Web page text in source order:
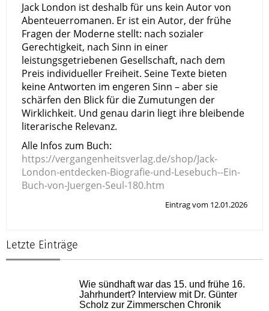
Jack London ist deshalb für uns kein Autor von
Abenteuerromanen. Er ist ein Autor, der frühe
Fragen der Moderne stellt: nach sozialer
Gerechtigkeit, nach Sinn in einer
leistungsgetriebenen Gesellschaft, nach dem
Preis individueller Freiheit. Seine Texte bieten
keine Antworten im engeren Sinn – aber sie
schärfen den Blick für die Zumutungen der
Wirklichkeit. Und genau darin liegt ihre bleibende
literarische Relevanz.
Alle Infos zum Buch:
https://vergangenheitsverlag.de/shop/Jack-
London-entdecken-Biografie-und-Lesebuch--Ein-
Buch-von-Juergen-Seul-180.htm
Eintrag vom 12.01.2026
Letzte Einträge
Wie sündhaft war das 15. und frühe 16.
Jahrhundert? Interview mit Dr. Günter
Scholz zur Zimmerschen Chronik